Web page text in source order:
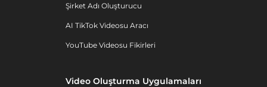
Şirket Adı Oluşturucu
AI TikTok Videosu Aracı
YouTube Videosu Fikirleri
Video Oluşturma Uygulamaları